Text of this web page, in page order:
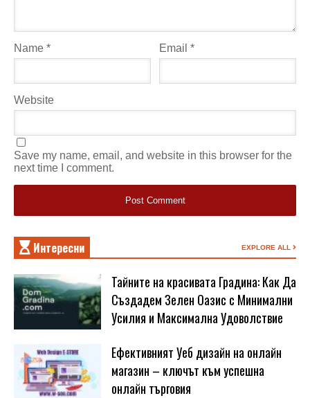
Name * Email*
Website
Save my name, email, and website in this browser for the
next time I comment.
Интересни EXPLORE ALL
Тайните на красивата Градина: Как Да
Създадем Зелен Оазис с Минимални
Усилия и Максимална Удоволствие
Ефективният Уеб дизайн на онлайн
магазин – ключът към успешна
онлайн търговия